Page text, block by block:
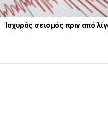
Ισχυρός σεισμός πριν από